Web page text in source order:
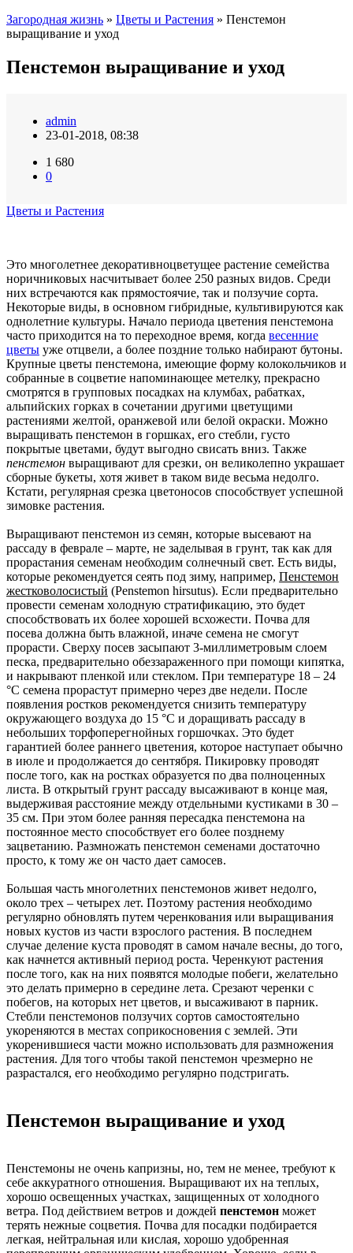
Загородная жизнь » Цветы и Растения » Пенстемон
выращивание и уход
Пенстемон выращивание и уход
admin
23-01-2018, 08:38
1 680
0
Цветы и Растения
Это многолетнее декоративноцветущее растение семейства
норичниковых насчитывает более 250 разных видов. Среди
них встречаются как прямостоячие, так и ползучие сорта.
Некоторые виды, в основном гибридные, культивируются как
однолетние культуры. Начало периода цветения пенстемона
часто приходится на то переходное время, когда весенние
цветы уже отцвели, а более поздние только набирают бутоны.
Крупные цветы пенстемона, имеющие форму колокольчиков и
собранные в соцветие напоминающее метелку, прекрасно
смотрятся в групповых посадках на клумбах, рабатках,
альпийских горках в сочетании другими цветущими
растениями желтой, оранжевой или белой окраски. Можно
выращивать пенстемон в горшках, его стебли, густо
покрытые цветами, будут выгодно свисать вниз. Также
пенстемон выращивают для срезки, он великолепно украшает
сборные букеты, хотя живет в таком виде весьма недолго.
Кстати, регулярная срезка цветоносов способствует успешной
зимовке растения.
Выращивают пенстемон из семян, которые высевают на
рассаду в феврале – марте, не заделывая в грунт, так как для
прорастания семенам необходим солнечный свет. Есть виды,
которые рекомендуется сеять под зиму, например, Пенстемон
жестковолосистый (Penstemon hirsutus). Если предварительно
провести семенам холодную стратификацию, это будет
способствовать их более хорошей всхожести. Почва для
посева должна быть влажной, иначе семена не смогут
прорасти. Сверху посев засыпают 3-миллиметровым слоем
песка, предварительно обеззараженного при помощи кипятка,
и накрывают пленкой или стеклом. При температуре 18 – 24
°C семена прорастут примерно через две недели. После
появления ростков рекомендуется снизить температуру
окружающего воздуха до 15 °C и доращивать рассаду в
небольших торфоперегнойных горшочках. Это будет
гарантией более раннего цветения, которое наступает обычно
в июле и продолжается до сентября. Пикировку проводят
после того, как на ростках образуется по два полноценных
листа. В открытый грунт рассаду высаживают в конце мая,
выдерживая расстояние между отдельными кустиками в 30 –
35 см. При этом более ранняя пересадка пенстемона на
постоянное место способствует его более позднему
зацветанию. Размножать пенстемон семенами достаточно
просто, к тому же он часто дает самосев.
Большая часть многолетних пенстемонов живет недолго,
около трех – четырех лет. Поэтому растения необходимо
регулярно обновлять путем черенкования или выращивания
новых кустов из части взрослого растения. В последнем
случае деление куста проводят в самом начале весны, до того,
как начнется активный период роста. Черенкуют растения
после того, как на них появятся молодые побеги, желательно
это делать примерно в середине лета. Срезают черенки с
побегов, на которых нет цветов, и высаживают в парник.
Стебли пенстемонов ползучих сортов самостоятельно
укореняются в местах соприкосновения с землей. Эти
укоренившиеся части можно использовать для размножения
растения. Для того чтобы такой пенстемон чрезмерно не
разрастался, его необходимо регулярно подстригать.
Пенстемон выращивание и уход
Пенстемоны не очень капризны, но, тем не менее, требуют к
себе аккуратного отношения. Выращивают их на теплых,
хорошо освещенных участках, защищенных от холодного
ветра. Под действием ветров и дождей пенстемон может
терять нежные соцветия. Почва для посадки подбирается
легкая, нейтральная или кислая, хорошо удобренная